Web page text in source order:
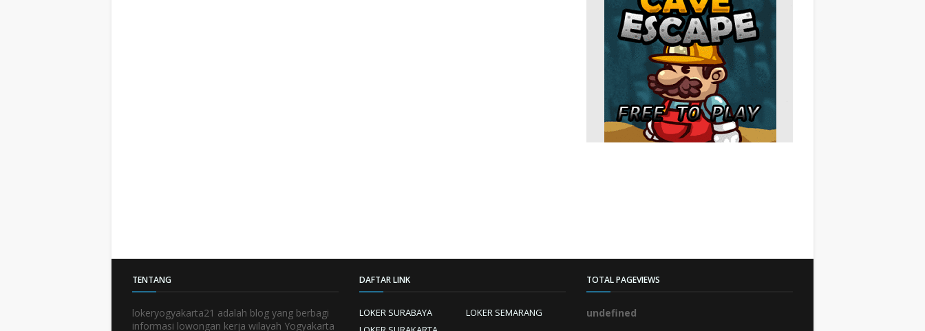
TENTANG
lokeryogyakarta21 adalah blog yang berbagi
informasi lowongan kerja wilayah Yogyakarta
DAFTAR LINK
LOKER SURABAYA
LOKER SEMARANG
TOTAL PAGEVIEWS
undefned